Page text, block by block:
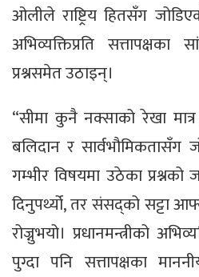
ओलीले राष्ट्रिय हितसँग
अभिव्यक्तिप्रति
प्रश्नसमेत उठाइन्।
“सीमा कुनै नक्साको रेखा मात्र
बलिदान र सार्वभौमिकतासँग
गम्भीर विषयमा उठेका प्रश्नको
दिनुपर्थ्यो, तर संसद्को सट्टा
रोज्नुभयो। प्रधानमन्त्रीको
पुग्दा पनि सत्तापक्षका